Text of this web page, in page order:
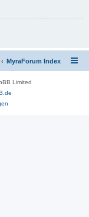
MyraForum Index
Limited